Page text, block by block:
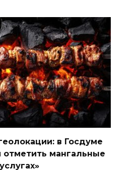
в Госдуме
мангальные